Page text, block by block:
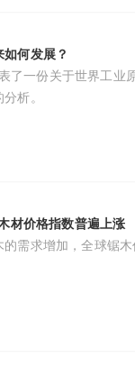
何发展？
了一份关于世界工业
析。
材价格指数普遍上涨
的需求增加，全球锯